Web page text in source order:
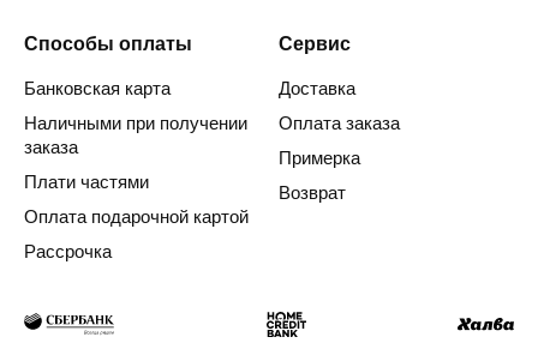
Способы оплаты
Банковская карта
Наличными при получении
заказа
Плати частями
Оплата подарочной картой
Рассрочка
Сервис
Доставка
Оплата заказа
Примерка
Возврат